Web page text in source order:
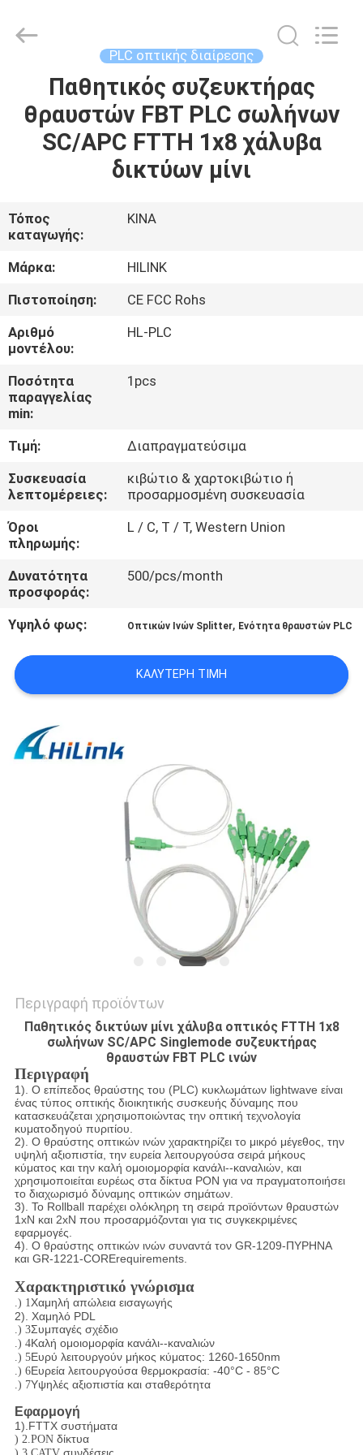
ΣΠΊΤΙ
ΠΡΟΪΌΝΤΑ
ΜΕ
ΕΜΆΣ
ΕΠΙΣΚΕΨΉ
ΕΡΓΟΣΤΑΣΊΟΥ
ΈΛΕΓΧΟΣ
ΠΟΙΌΤΗΤΑΣ
ΕΠΙΚΟΙΝΩΝΉΣΤΕ
ΜΑΖΊ
ΕΙΔΉΣΕΙΣ
ΥΠΟΘΈΣΕΙΣ
ΖΗΤΉΣΤΕ
ΜΙΑ
ΠΡΟΣΦΟΡΆ
ΑΠΟΡΡΉΤΟΥ
Technology
Co.,Ltd..
PLC οπτικής διαίρεσης
Παθητικός συζευκτήρας
θραυστών FBT PLC σωλήνων
SC/APC FTTH 1x8 χάλυβα
δικτύων μίνι
Τόπος
καταγωγής:
ΚΙΝΑ
Μάρκα:
HILINK
Πιστοποίηση:
CE FCC Rohs
Αριθμό
μοντέλου:
HL-PLC
Ποσότητα
παραγγελίας
min:
1pcs
Τιμή:
Διαπραγματεύσιμα
Συσκευασία
λεπτομέρειες:
κιβώτιο & χαρτοκιβώτιο ή
προσαρμοσμένη συσκευασία
Όροι
πληρωμής:
L / C, T / T, Western Union
Δυνατότητα
προσφοράς:
500/pcs/month
Υψηλό φως: Οπτικών Ινών Splitter, Ενότητα θραυστών PLC
ΚΑΛΎΤΕΡΗ ΤΙΜΉ
Περιγραφή προϊόντων
Παθητικός δικτύων μίνι χάλυβα οπτικός FTTH 1x8
σωλήνων SC/APC Singlemode συζευκτήρας
θραυστών FBT PLC ινών
Περιγραφή
1). Ο επίπεδος θραύστης του (PLC) κυκλωμάτων lightwave είναι
ένας τύπος οπτικής διοικητικής συσκευής δύναμης που
κατασκευάζεται χρησιμοποιώντας την οπτική τεχνολογία
κυματοδηγού πυριτίου.
2). Ο θραύστης οπτικών ινών χαρακτηρίζει το μικρό μέγεθος, την
υψηλή αξιοπιστία, την ευρεία λειτουργούσα σειρά μήκους
κύματος και την καλή ομοιομορφία κανάλι--καναλιών, και
χρησιμοποιείται ευρέως στα δίκτυα PON για να πραγματοποιήσει
το διαχωρισμό δύναμης οπτικών σημάτων.
3). Το Rollball παρέχει ολόκληρη τη σειρά προϊόντων θραυστών
1xN και 2xN που προσαρμόζονται για τις συγκεκριμένες
εφαρμογές.
4). Ο θραύστης οπτικών ινών συναντά τον GR-1209-ΠΥΡΗΝΑ
και GR-1221-CORErequirements.
Χαρακτηριστικό γνώρισμα
.) 1Χαμηλή απώλεια εισαγωγής
2). Χαμηλό PDL
.) 3Συμπαγές σχέδιο
.) 4Καλή ομοιομορφία κανάλι--καναλιών
.) 5Ευρύ λειτουργούν μήκος κύματος: 1260-1650nm
.) 6Ευρεία λειτουργούσα θερμοκρασία: -40°C - 85°C
.) 7Υψηλές αξιοπιστία και σταθερότητα
Εφαρμογή
1).FTTX συστήματα
) 2.PONδίκτυα